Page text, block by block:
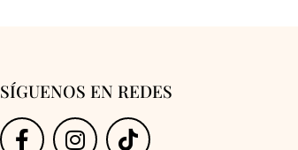
SÍGUENOS EN REDES